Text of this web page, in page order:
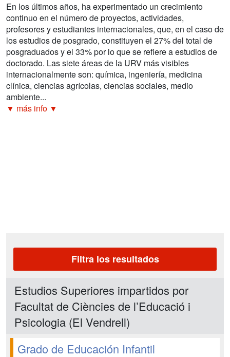
En los últimos años, ha experimentado un crecimiento
continuo en el número de proyectos, actividades,
profesores y estudiantes internacionales, que, en el caso de
los estudios de posgrado, constituyen el 27% del total de
posgraduados y el 33% por lo que se refiere a estudios de
doctorado. Las siete áreas de la URV más visibles
internacionalmente son: química, ingeniería, medicina
clínica, ciencias agrícolas, ciencias sociales, medio
ambiente...
▼ más info ▼
Filtra los resultados
Estudios Superiores impartidos por
Facultat de Ciències de l’Educació i
Psicologia (El Vendrell)
Grado de Educación Infantil